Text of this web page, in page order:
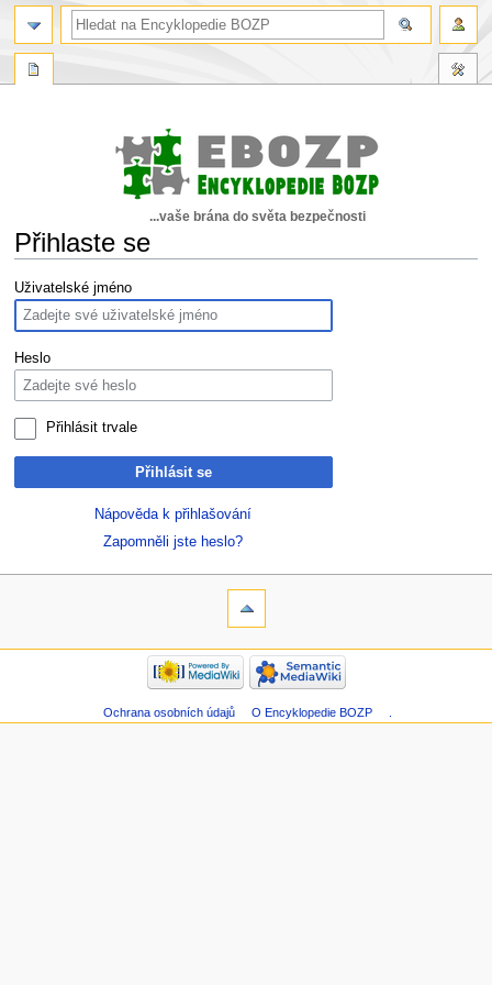
...vaše brána do světa bezpečnosti
Přihlaste se
Skočit
na
navigaci
Skočit
na
vyhledávání
Uživatelské jméno
Heslo
Přihlásit trvale
Přihlásit se
Nápověda k přihlašování
Zapomněli jste heslo?
Ochrana osobních údajů O Encyklopedie BOZP